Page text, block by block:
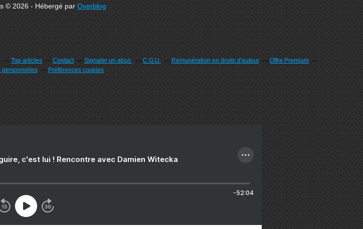
© 2026 - Hébergé parOverblog
Top articles Contact Signaler un abus C.G.U. Rémunération en droits d'auteur
Offre Premium
personnelles
Préférences cookies
c'est lui ! Rencontre avec Damien Witecka
-52:04